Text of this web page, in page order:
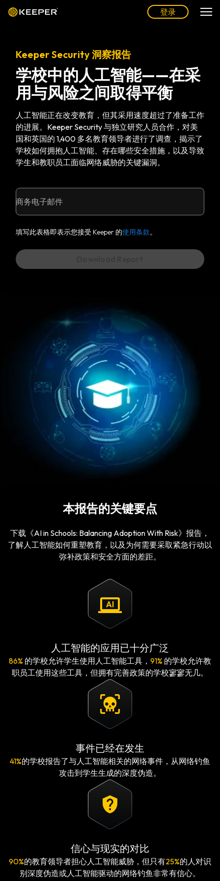
登录
Keeper Security 洞察报告
学校中的人工智能——在采
用与风险之间取得平衡
人工智能正在改变教育，但其采用速度超过了准备工作
的进展。Keeper Security 与独立研究人员合作，对美
国和英国的 1,400 多名教育领导者进行了调查，揭示了
学校如何拥抱人工智能、存在哪些安全措施，以及导致
学生和教职员工面临网络威胁的关键漏洞。
商务电子邮件
填写此表格即表示您接受 Keeper 的使用条款。
本报告的关键要点
下载《AI in Schools: Balancing Adoption With Risk》报告，
了解人工智能如何重塑教育，以及为何需要采取紧急行动以
弥补政策和安全方面的差距。
人工智能的应用已十分广泛
86% 的学校允许学生使用人工智能工具， 91% 的学校允许教
职员工使用这些工具，但拥有完善政策的学校寥寥无几。
事件已经在发生
41%的学校报告了与人工智能相关的网络事件，从网络钓鱼
攻击到学生生成的深度伪造。
信心与现实的对比
90%的教育领导者担心人工智能威胁，但只有25%的人对识
别深度伪造或人工智能驱动的网络钓鱼非常有信心。